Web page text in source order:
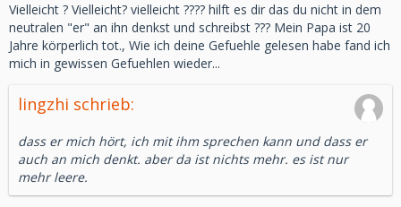
Vielleicht ? Vielleicht? vielleicht ???? hilft es dir das du nicht in dem
neutralen "er" an ihn denkst und schreibst ??? Mein Papa ist 20
Jahre körperlich tot., Wie ich deine Gefuehle gelesen habe fand ich
mich in gewissen Gefuehlen wieder...
lingzhi schrieb:
dass er mich hört, ich mit ihm sprechen kann und dass er
auch an mich denkt. aber da ist nichts mehr. es ist nur
mehr leere.